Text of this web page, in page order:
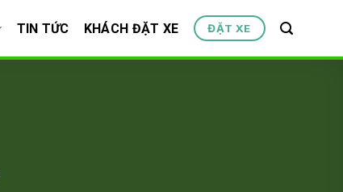
TIN TỨC KHÁCH ĐẶT XE ĐẶT XE